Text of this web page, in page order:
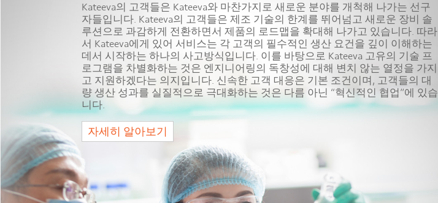
Kateeva의 고객들은 Kateeva와 마찬가지로 새로운 분야를 개척해 나가는 선구
자들입니다. Kateeva의 고객들은 제조 기술의 한계를 뛰어넘고 새로운 장비 솔
루션으로 과감하게 전환하면서 제품의 로드맵을 확대해 나가고 있습니다. 따라
서 Kateeva에게 있어 서비스는 각 고객의 필수적인 생산 요건을 깊이 이해하는
데서 시작하는 하나의 사고방식입니다. 이를 바탕으로 Kateeva 고유의 기술 프
로그램을 차별화하는 것은 엔지니어링의 독창성에 대해 변치 않는 열정을 가지
고 지원하겠다는 의지입니다. 신속한 고객 대응은 기본 조건이며, 고객들의 대
량 생산 성과를 실질적으로 극대화하는 것은 다름 아닌 “혁신적인 협업”에 있습
니다.
자세히 알아보기